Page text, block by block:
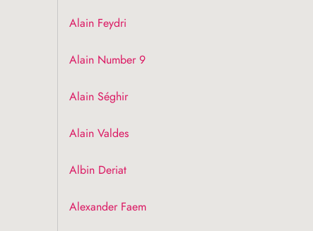
Alain Feydri
Alain Number 9
Alain Séghir
Alain Valdes
Albin Deriat
Alexander Faem